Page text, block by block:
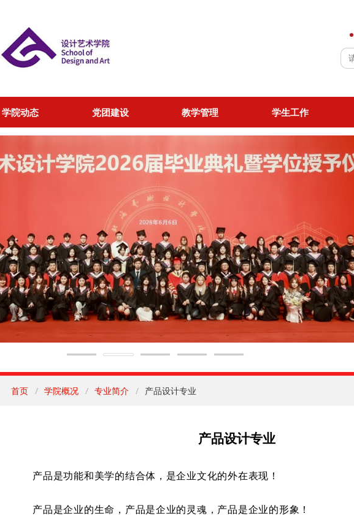
学院动态 党团建设 教学管理 学生工作
首页 学院概况 专业简介 产品设计专业
产品设计专业
产品是功能和美学的结合体，是企业文化的外在表现！
产品是企业的生命，产品是企业的灵魂，产品是企业的形象！